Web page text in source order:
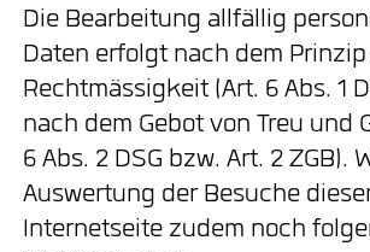
Die Bearbeitung allfällig
Daten erfolgt nach dem
Rechtmässigkeit (Art. 6 Abs. 1
nach dem Gebot von Treu und
6 Abs. 2 DSG bzw. Art. 2 ZGB).
Auswertung der Besuche
Internetseite zudem noch